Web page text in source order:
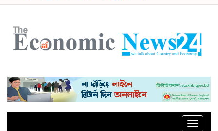
Toggle